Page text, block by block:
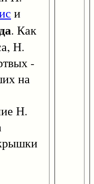
и
. Как
Н.
-
на
Н.